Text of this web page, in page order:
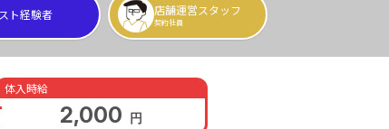
ト経験者 店舗運営スタッフ
契約社員
体入時給
2,000 円